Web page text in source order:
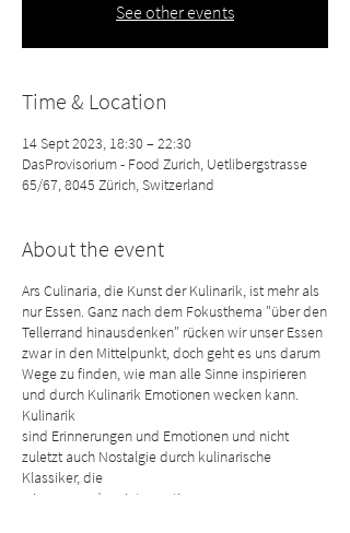
See other events
Time & Location
14 Sept 2023, 18:30 – 22:30
DasProvisorium - Food Zurich, Uetlibergstrasse
65/67, 8045 Zürich, Switzerland
About the event
Ars Culinaria, die Kunst der Kulinarik, ist mehr als
nur Essen. Ganz nach dem Fokusthema "über den
Tellerrand hinausdenken" rücken wir unser Essen
zwar in den Mittelpunkt, doch geht es uns darum
Wege zu finden, wie man alle Sinne inspirieren
und durch Kulinarik Emotionen wecken kann.
Kulinarik
sind Erinnerungen und Emotionen und nicht
zuletzt auch Nostalgie durch kulinarische
Klassiker, die
wir neu, modern interpretieren.